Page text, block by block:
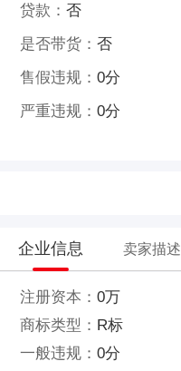
贷款：否
是否带货：否
售假违规：0分
严重违规：0分
企业信息 卖家描述
注册资本：0万
商标类型： R标
一般违规：0分